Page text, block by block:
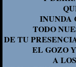
INUNDA
TODO
DE TU
EL GOZO
A